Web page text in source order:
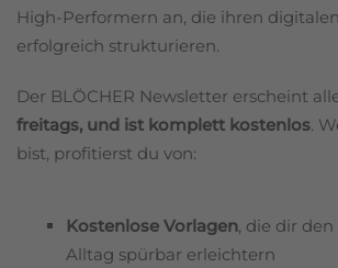
High-Performern an, die ihren
erfolgreich strukturieren.
Der BLÖCHER Newsletter erscheint
freitags, und ist komplett kostenlos.
bist, profitierst du von:
Kostenlose Vorlagen, die dir
Alltag spürbar erleichtern